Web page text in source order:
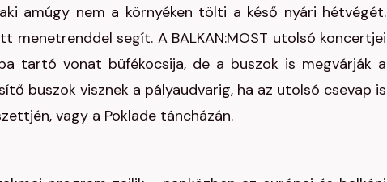
amúgy nem a környéken tölti a késő nyári hétvégét.
menetrenddel segít. A BALKAN:MOST utolsó koncertjei
tartó vonat büfékocsija, de a buszok is megvárják a
buszok visznek a pályaudvarig, ha az utolsó csevap is
vagy a Poklade táncházán.